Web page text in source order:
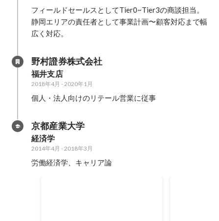
フィールドセールスとしてTier0~Tier3の商談担当。
静岡エリアの責任者として事業計画〜顧客対応まで幅
広く対応。
野村證券株式会社
福井支店
2018年4月 -2020年1月
個人・法人向けのリテール営業に従事
京都産業大学
経済学
2014年4月 -2018年3月
労働経済学、キャリア論